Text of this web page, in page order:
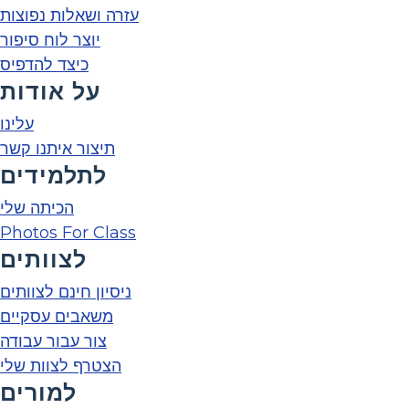
עזרה ושאלות נפוצות
יוצר לוח סיפור
כיצד להדפיס
על אודות
עלינו
תיצור איתנו קשר
לתלמידים
הכיתה שלי
Photos For Class
לצוותים
ניסיון חינם לצוותים
משאבים עסקיים
צור עבור עבודה
הצטרף לצוות שלי
למורים